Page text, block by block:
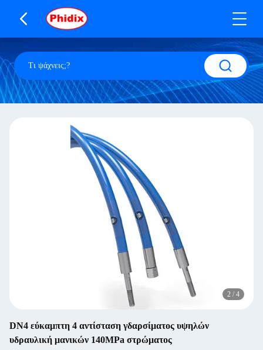
2 / 4
DN4 εύκαμπτη 4 αντίσταση γδαρσίματος υψηλών
υδραυλική μανικών 140MPa στρώματος